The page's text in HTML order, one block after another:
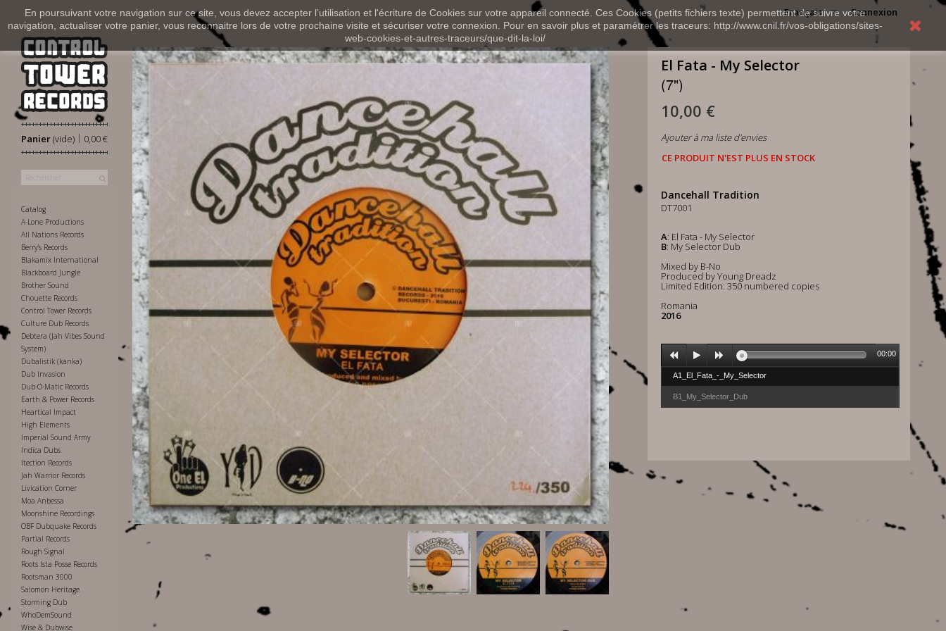
En poursuivant votre navigation sur ce site, vous devez accepter l’utilisation et l'écriture de Cookies sur votre appareil connecté. Ces Cookies (petits fichiers texte) permettent de suivre votre
navigation, actualiser votre panier, vous reconnaitre lors de votre prochaine visite et sécuriser votre connexion. Pour en savoir plus et paramétrer les traceurs: http://www.cnil.fr/vos-obligations/sites-
web-cookies-et-autres-traceurs/que-dit-la-loi/
Connexion
Français
Panier 0,00 €
|
(vide)
Catalog
A-Lone Productions
All Nations Records
Berry's Records
Blakamix International
Blackboard Jungle
Brother Sound
Chouette Records
Control Tower Records
Culture Dub Records
Debtera (Jah Vibes Sound
System)
Dubalistik (kanka)
Dub Invasion
Dub-O-Matic Records
Earth & Power Records
Heartical Impact
High Elements
Imperial Sound Army
Indica Dubs
Itection Records
Jah Warrior Records
Livication Corner
Moa Anbessa
Moonshine Recordings
OBF Dubquake Records
Partial Records
Rough Signal
Roots Ista Posse Records
Rootsman 3000
Salomon Heritage
Storming Dub
WhoDemSound
Wise & Dubwise
El Fata - My Selector
(7")
10,00 €
Ajouter à ma liste d'envies
CE PRODUIT N'EST PLUS EN STOCK
Dancehall Tradition
DT7001
A: El Fata - My Selector
B: My Selector Dub
Mixed by B-No
Produced by Young Dreadz
Limited Edition: 350 numbered copies
Romania
2016
A1_El_Fata_-_My_Selector
B1_My_Selector_Dub
00:00